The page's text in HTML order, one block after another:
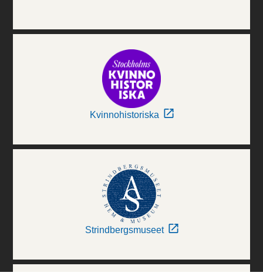
Kvinnohistoriska
Strindbergsmuseet